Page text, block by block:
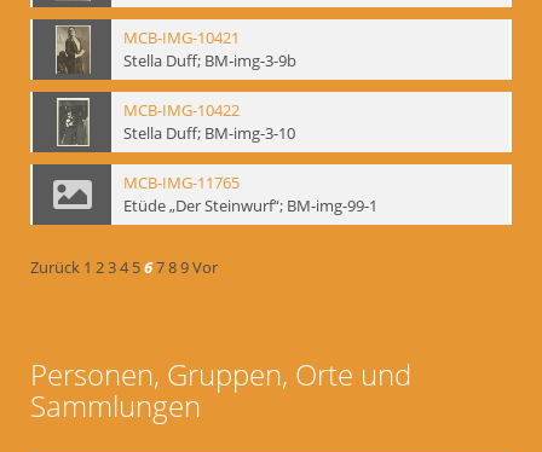
MCB-IMG-10421
Stella Duff; BM-img-3-9b
MCB-IMG-10422
Stella Duff; BM-img-3-10
MCB-IMG-11765
Etüde „Der Steinwurf“; BM-img-99-1
Zurück 1 234 56789Vor
Personen, Gruppen, Orte und
Sammlungen